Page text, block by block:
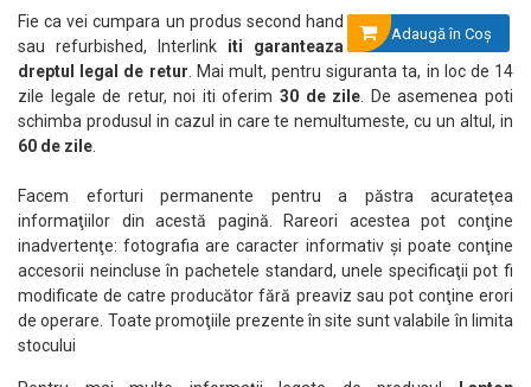
Adaugă în Coş
Fie ca vei cumpara un produs second hand
sau refurbished, Interlink iti garanteaza
dreptul legal de retur. Mai mult, pentru siguranta ta, in loc de 14
zile legale de retur, noi iti oferim30 de zile. De asemenea poti
schimba produsul in cazul in care te nemultumeste, cu un altul, in
60 de zile.
Facem eforturi permanente pentru a păstra acurateţea
informaţiilor din acestă pagină. Rareori acestea pot conţine
inadvertenţe: fotografia are caracter informativ şi poate conţine
accesorii neincluse în pachetele standard, unele specificaţii pot fi
modificate de catre producător fără preaviz sau pot conţine erori
de operare. Toate promoţiile prezente în site sunt valabile în limita
stocului